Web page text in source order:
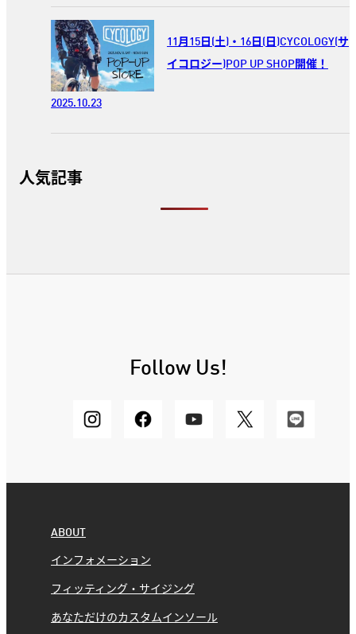
11月15日(土)・16日(日)CYCOLOGY(サ
イコロジー)POP UP SHOP開催！
2025.10.23
人気記事
Follow Us!
ABOUT
インフォメーション
フィッティング・サイジング
あなただけのカスタムインソール